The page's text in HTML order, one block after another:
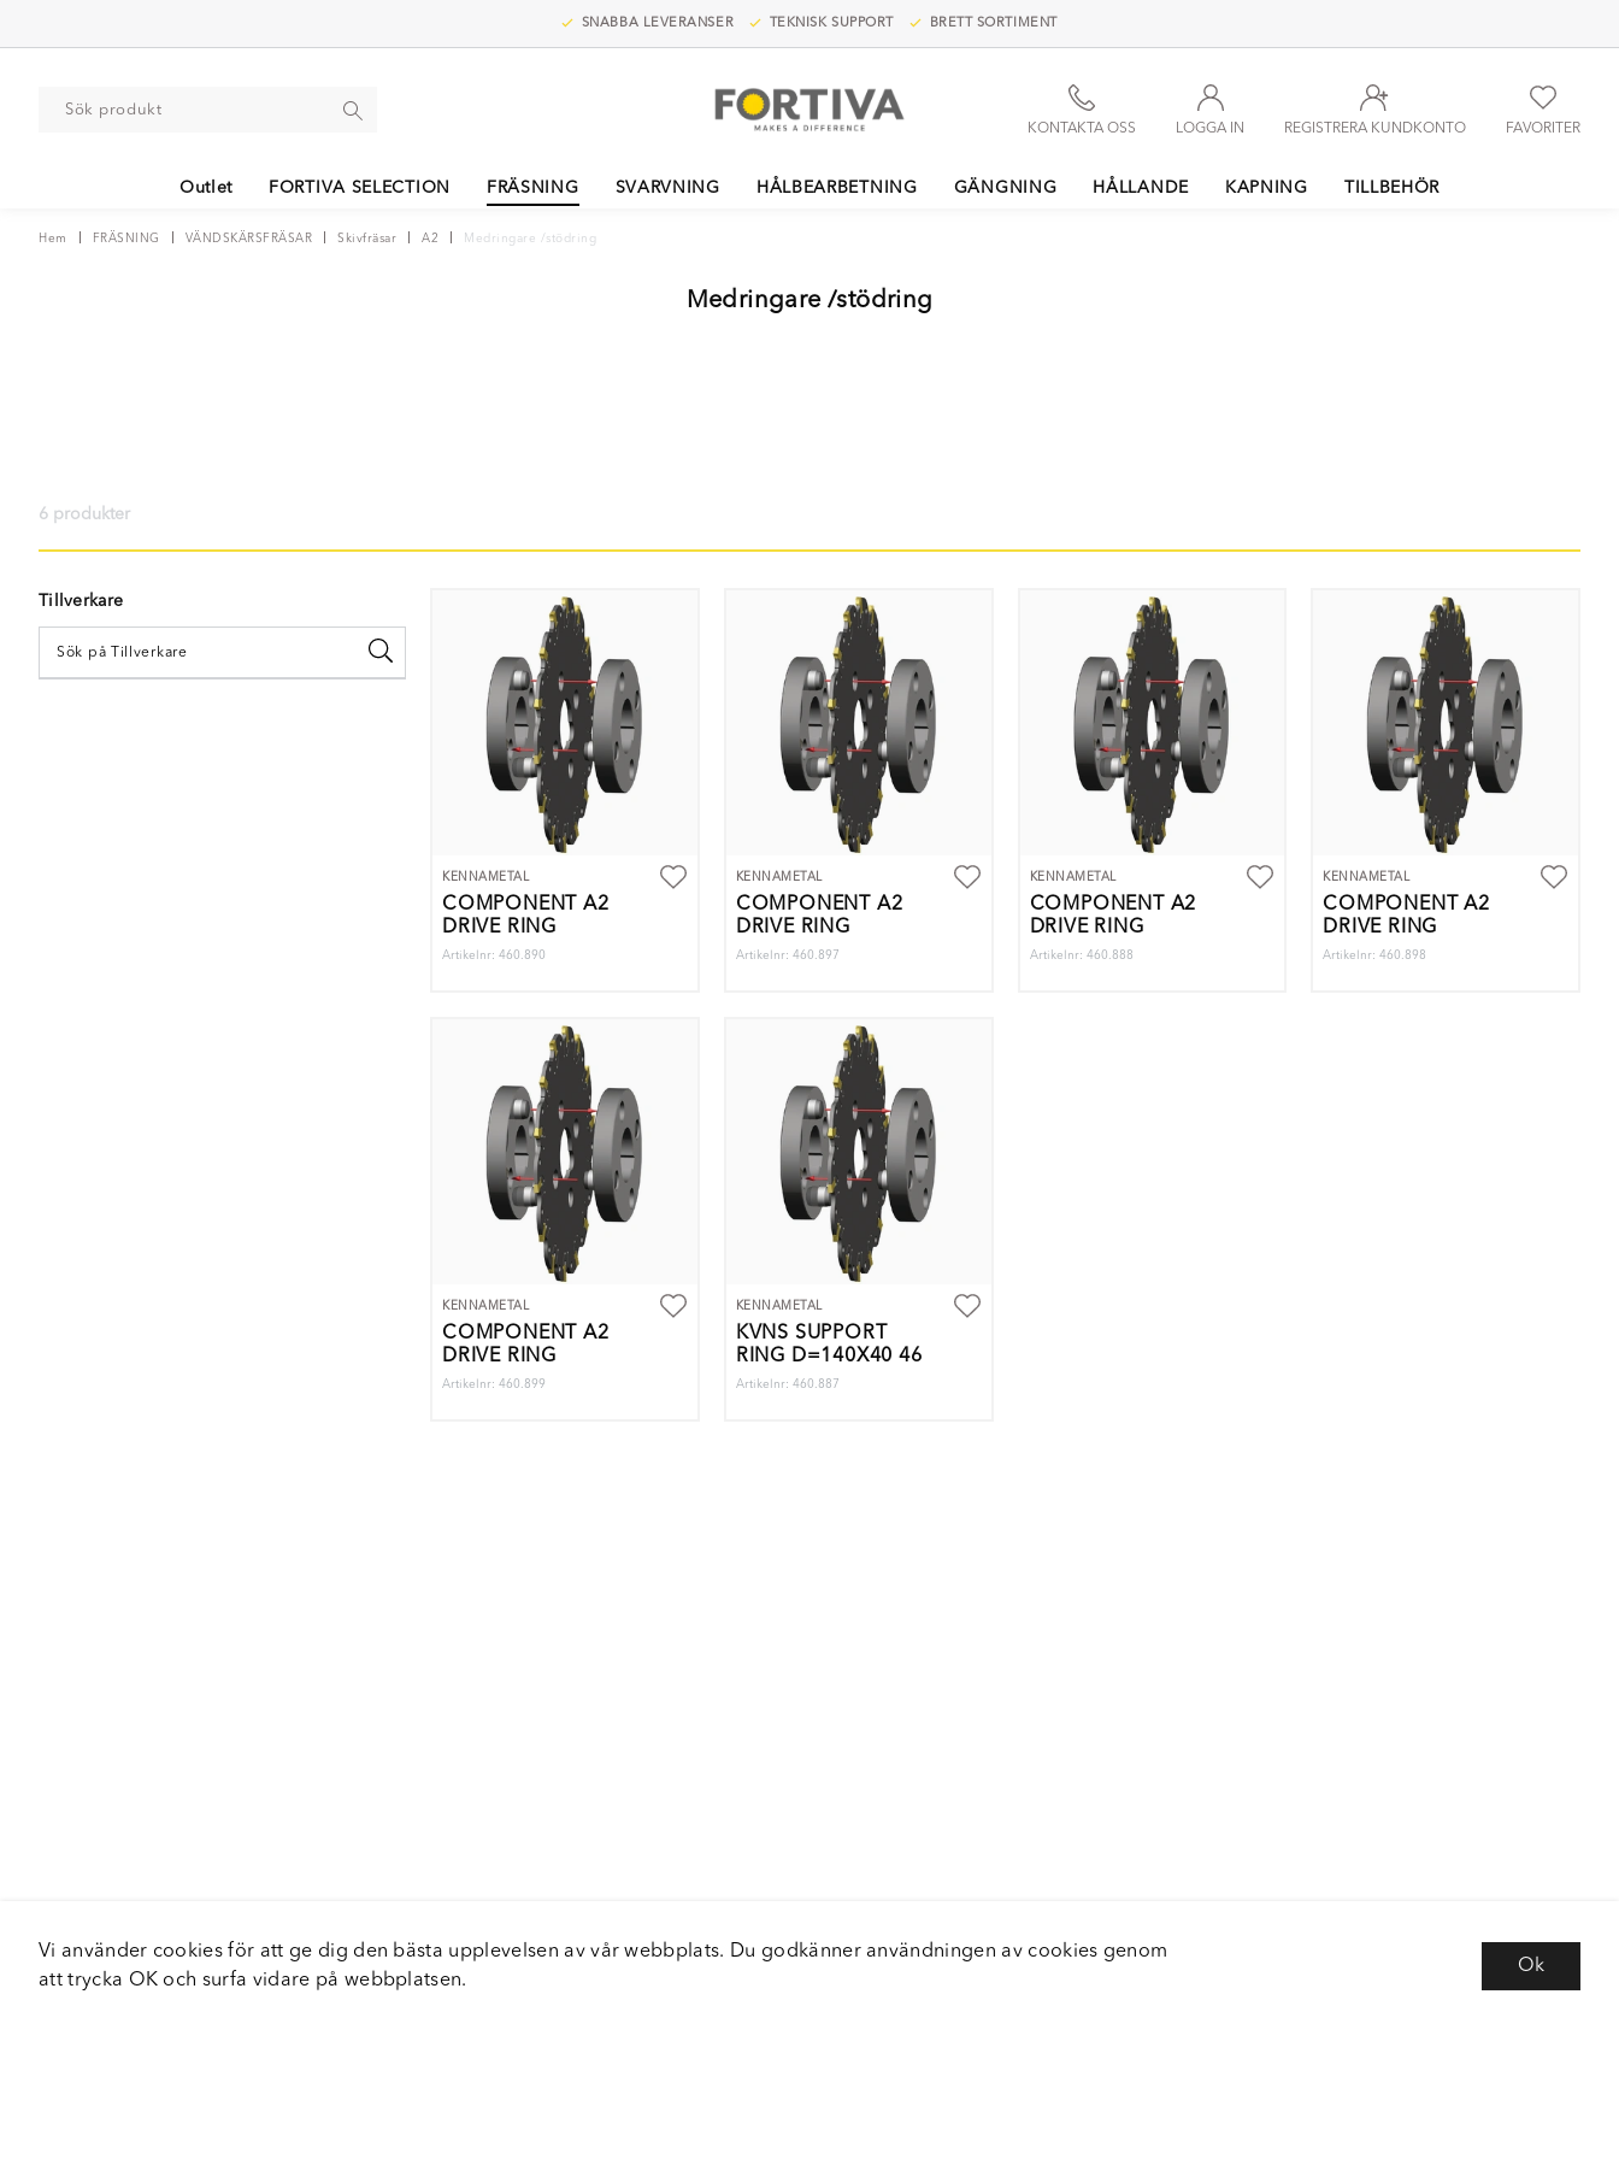
SNABBA LEVERANSER TEKNISK SUPPORT BRETT SORTIMENT
FAVORITER
REGISTRERA KUNDKONTO
LOGGA IN
KONTAKTA OSS
Outlet FORTIVA SELECTION FRÄSNING SVARVNING HÅLBEARBETNING GÄNGNING HÅLLANDE KAPNING TILLBEHÖR
Hem FRÄSNING VÄNDSKÄRSFRÄSAR Skivfräsar A2 Medringare /stödring
Medringare /stödring
6 produkter
Tillverkare
KENNAMETAL
COMPONENT A2
DRIVE RING
Artikelnr: 460.890
KENNAMETAL
COMPONENT A2
DRIVE RING
Artikelnr: 460.897
KENNAMETAL
COMPONENT A2
DRIVE RING
Artikelnr: 460.888
KENNAMETAL
COMPONENT A2
DRIVE RING
Artikelnr: 460.898
KENNAMETAL
COMPONENT A2
DRIVE RING
Artikelnr: 460.899
KENNAMETAL
KVNS SUPPORT
RING D=140X40 46
Artikelnr: 460.887
Vi använder cookies för att ge dig den bästa upplevelsen av vår webbplats. Du godkänner användningen av cookies genom
att trycka OK och surfa vidare på webbplatsen.
Ok